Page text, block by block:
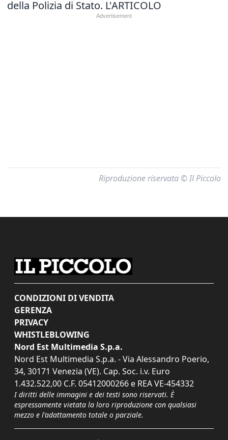
della Polizia di Stato. L'ARTICOLO
Riproduzione riservata © Il Piccolo
CONDIZIONI DI VENDITA
GERENZA
PRIVACY
WHISTLEBLOWING
Nord Est Multimedia S.p.a.
Nord Est Multimedia S.p.a. - Via Alessandro Poerio,
34, 30171 Venezia (VE). Cap. Soc. i.v. Euro
1.432.522,00 C.F. 05412000266 e REA VE-454332
I diritti delle immagini e dei testi sono riservati. È
espressamente vietata la loro riproduzione con qualsiasi
mezzo e l'adattamento totale o parziale.